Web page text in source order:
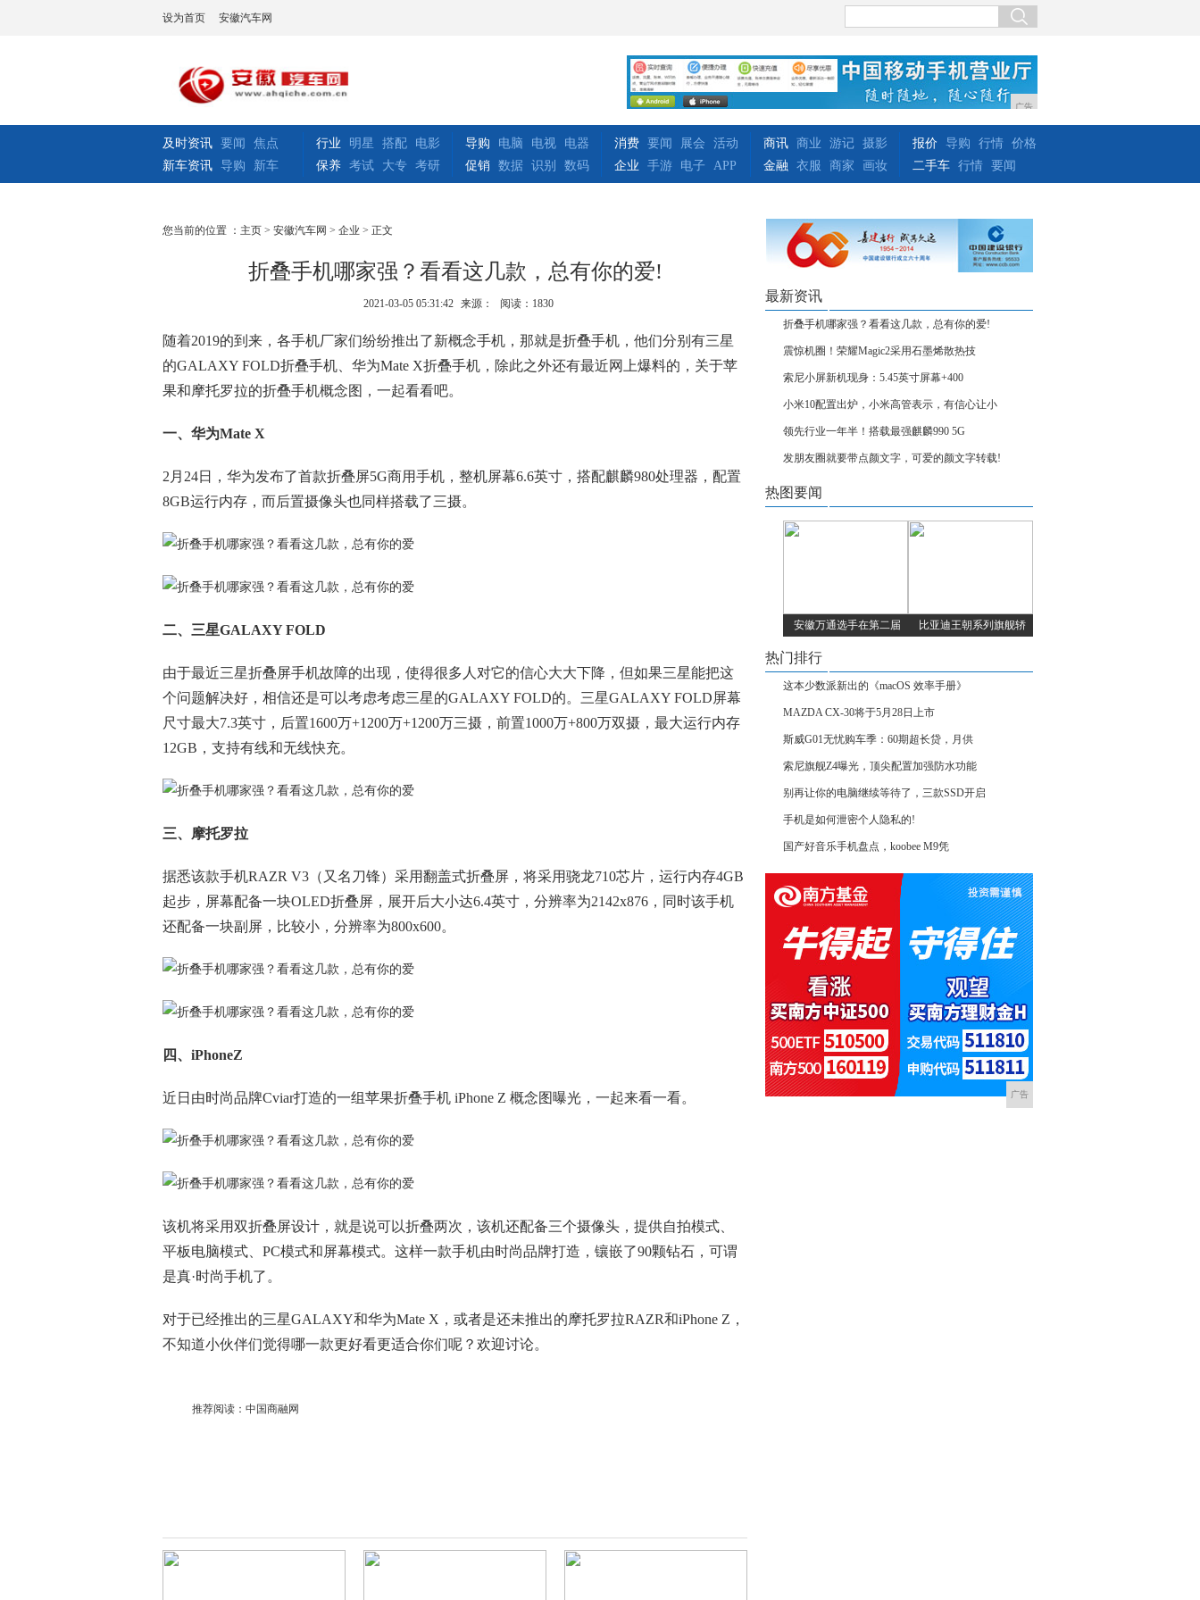
设为首页 安徽汽车网
广告
及时资讯 要闻
焦点
新车资讯 导购 新车
行业 明星 搭配
电影
保养 考试 大专 考研
导购 电脑 电视
电器
促销
数据 识别 数码
消费 要闻 展会
活动
企业
手游 电子 APP
商讯 商业 游记 摄影
金融
衣服 商家 画妆
报价 导购 行情 价格
二手车 行情 要闻
您当前的位置 ： 主页 > 安徽汽车网 > 企业 > 正文
折叠手机哪家强？看看这几款，总有你的爱!
2021-03-05 05:31:42 来源： 阅读：1830
随着2019的到来，各手机厂家们纷纷推出了新概念手机，那就是折叠手机，他们分别有三星
的GALAXY FOLD折叠手机、华为Mate X折叠手机，除此之外还有最近网上爆料的，关于苹
果和摩托罗拉的折叠手机概念图，一起看看吧。
一、华为Mate X
2月24日，华为发布了首款折叠屏5G商用手机，整机屏幕6.6英寸，搭配麒麟980处理器，配置
8GB运行内存，而后置摄像头也同样搭载了三摄。
二、三星GALAXY FOLD
由于最近三星折叠屏手机故障的出现，使得很多人对它的信心大大下降，但如果三星能把这
个问题解决好，相信还是可以考虑考虑三星的GALAXY FOLD的。三星GALAXY FOLD屏幕
尺寸最大7.3英寸，后置1600万+1200万+1200万三摄，前置1000万+800万双摄，最大运行内存
12GB，支持有线和无线快充。
三、摩托罗拉
据悉该款手机RAZR V3（又名刀锋）采用翻盖式折叠屏，将采用骁龙710芯片，运行内存4GB
起步，屏幕配备一块OLED折叠屏，展开后大小达6.4英寸，分辨率为2142x876，同时该手机
还配备一块副屏，比较小，分辨率为800x600。
四、iPhoneZ
近日由时尚品牌Cviar打造的一组苹果折叠手机 iPhone Z 概念图曝光，一起来看一看。
该机将采用双折叠屏设计，就是说可以折叠两次，该机还配备三个摄像头，提供自拍模式、
平板电脑模式、PC模式和屏幕模式。这样一款手机由时尚品牌打造，镶嵌了90颗钻石，可谓
是真·时尚手机了。
对于已经推出的三星GALAXY和华为Mate X，或者是还未推出的摩托罗拉RAZR和iPhone Z，
不知道小伙伴们觉得哪一款更好看更适合你们呢？欢迎讨论。
推荐阅读： 中国商融网
最新资讯
折叠手机哪家强？看看这几款，总有你的爱!
震惊机圈！荣耀Magic2采用石墨烯散热技
索尼小屏新机现身：5.45英寸屏幕+400
小米10配置出炉，小米高管表示，有信心让小
领先行业一年半！搭载最强麒麟990 5G
发朋友圈就要带点颜文字，可爱的颜文字转载!
热图要闻
安徽万通选手在第二届 比亚迪王朝系列旗舰轿
热门排行
这本少数派新出的《macOS 效率手册》
MAZDA CX-30将于5月28日上市
斯威G01无忧购车季：60期超长贷，月供
索尼旗舰Z4曝光，顶尖配置加强防水功能
别再让你的电脑继续等待了，三款SSD开启
手机是如何泄密个人隐私的!
国产好音乐手机盘点，koobee M9凭
广告